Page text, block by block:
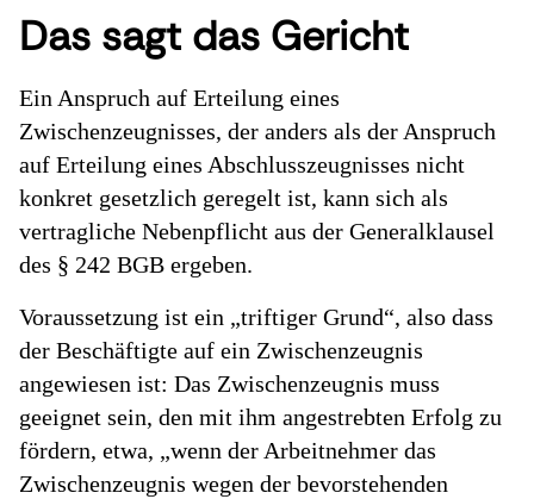
Das sagt das Gericht
Ein Anspruch auf Erteilung eines
Zwischenzeugnisses, der anders als der Anspruch
auf Erteilung eines Abschlusszeugnisses nicht
konkret gesetzlich geregelt ist, kann sich als
vertragliche Nebenpflicht aus der Generalklausel
des § 242 BGB ergeben.
Voraussetzung ist ein „triftiger Grund“, also dass
der Beschäftigte auf ein Zwischenzeugnis
angewiesen ist: Das Zwischenzeugnis muss
geeignet sein, den mit ihm angestrebten Erfolg zu
fördern, etwa, „wenn der Arbeitnehmer das
Zwischenzeugnis wegen der bevorstehenden